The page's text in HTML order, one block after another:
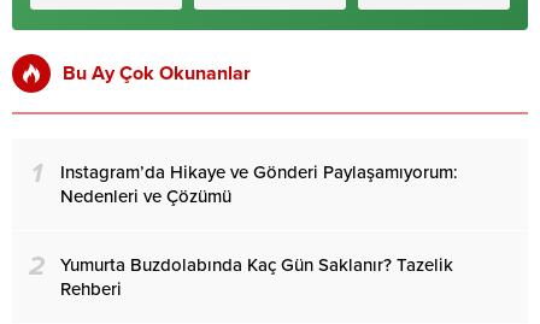
Bu Ay Çok Okunanlar
1
Instagram’da Hikaye ve Gönderi Paylaşamıyorum:
Nedenleri ve Çözümü
2
Yumurta Buzdolabında Kaç Gün Saklanır? Tazelik
Rehberi